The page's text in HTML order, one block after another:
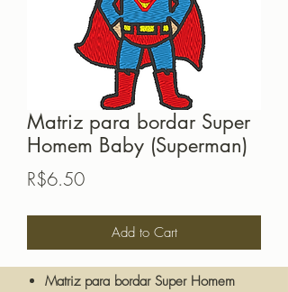
Matriz para bordar Super
Homem Baby (Superman)
R$6.50Price
Add to Cart
Matriz para bordar Super Homem